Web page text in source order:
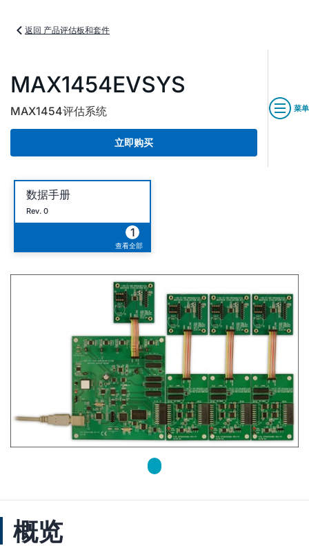
返回 产品评估板和套件
MAX1454EVSYS
MAX1454评估系统
立即购买
菜单
数据手册
Rev. 0
1
查看全部
概览